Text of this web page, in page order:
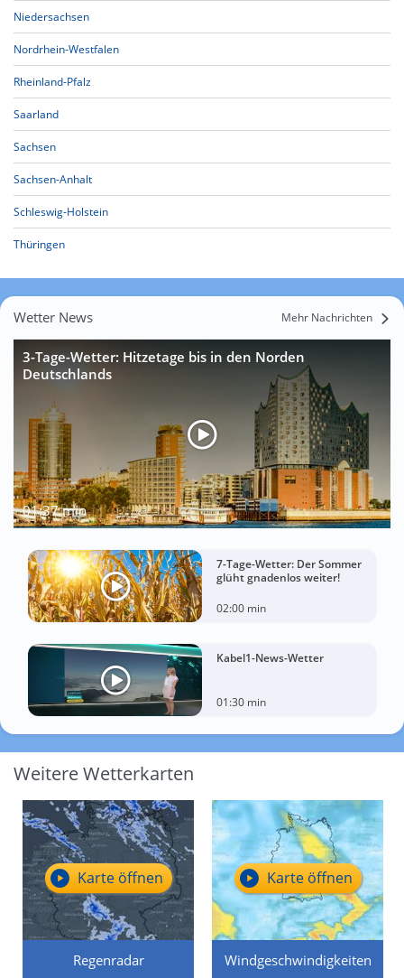
Niedersachsen
Nordrhein-Westfalen
Rheinland-Pfalz
Saarland
Sachsen
Sachsen-Anhalt
Schleswig-Holstein
Thüringen
Wetter News Mehr Nachrichten
3-Tage-Wetter: Hitzetage bis in den Norden
Deutschlands
01:37 min
7-Tage-Wetter: Der Sommer
glüht gnadenlos weiter!
02:00 min
Kabel1-News-Wetter
01:30 min
Weitere Wetterkarten
Regenradar
Karte öffnen
Windgeschwindigkeiten
Karte öffnen